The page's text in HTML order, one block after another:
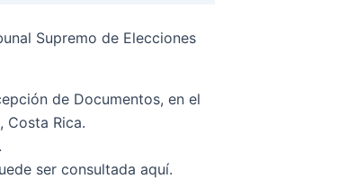
Supremo de Elecciones
de Documentos, en el
Costa Rica.
ser consultada aquí.